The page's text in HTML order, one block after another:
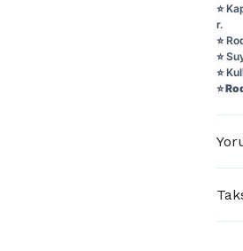
⭐️
r.
⭐️
⭐️
⭐️
⭐️